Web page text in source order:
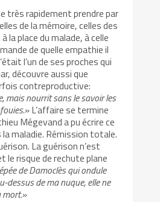
très rapidement prendre par
de la mémoire, celles des
la place du malade, à celle
de quelle empathie il
l’un de ses proches qui
découvre aussi que
contreproductive:
mais nourrit sans le savoir les
» L’affaire se termine
Mégevand a pu écrire ce
maladie. Rémission totale.
La guérison n’est
le risque de rechute plane
de Damoclès qui ondule
dessus de ma nuque, elle ne
mort.»